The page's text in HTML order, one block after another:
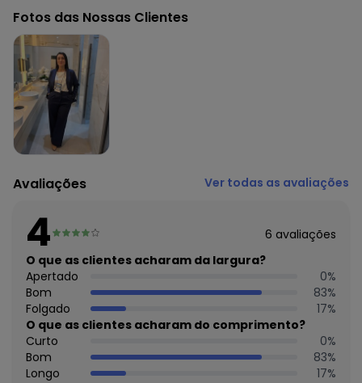
Modelagem: Solta
Decote frente: Com gola
Comprimento da manga: Longa
Comprimento: Longuete
Material: Tecido Acetinado
Estação: Ano Inteiro
Situação de Uso: Trabalho
Composição Material: 97% Poliéster, 3% Elastano
Histórico de preços
O preço apresentado abaixo é o menor oferecido em
algum dia do mês, para o menor tamanho disponível.
julho/2026 R$ 129,99
junho/2026 R$ 109,99
maio/2026
abril/2026 R$ 149,99
março/2026 R$ 149,99
fevereiro/2026 R$ 149,99
Fotos das Nossas Clientes
Avaliações Ver todas as avaliações
4 6 avaliações
O que as clientes acharam da largura?
Apertado
0%
Bom
83%
Folgado
17%
O que as clientes acharam do comprimento?
Curto
0%
Bom
83%
Longo
17%